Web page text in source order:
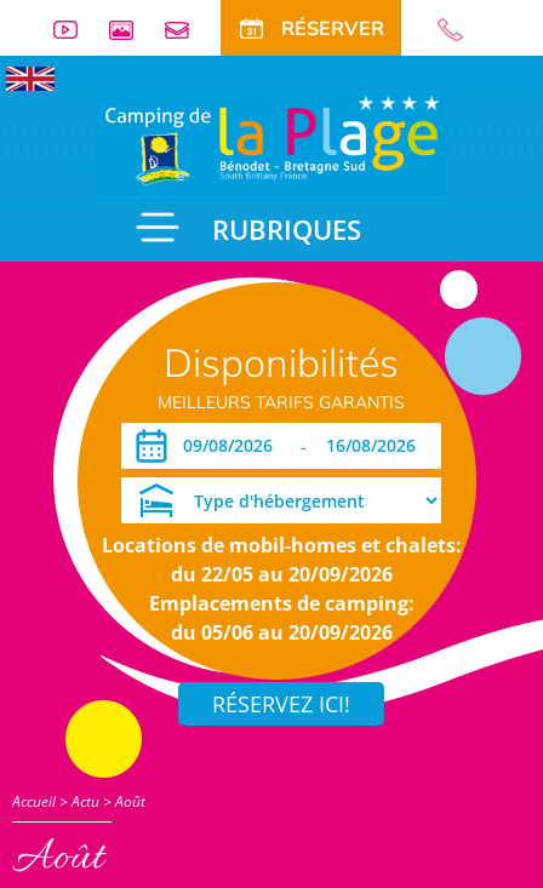
RÉSERVER
RUBRIQUES
Disponibilités
MEILLEURS TARIFS GARANTIS
-
Locations de mobil-homes et chalets:
du 22/05 au 20/09/2026
Emplacements de camping:
du 05/06 au 20/09/2026
Accueil>Actu>Août
Août